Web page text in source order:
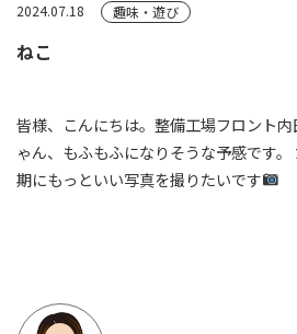
2024.07.18 趣味・遊び
ねこ
皆様、こんにちは。整備工場フロント
ゃん、もふもふになりそうな予感です
期にもっといい写真を撮りたいです